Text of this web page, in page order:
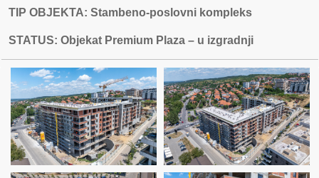
TIP OBJEKTA: Stambeno-poslovni kompleks
STATUS: Objekat Premium Plaza – u izgradnji